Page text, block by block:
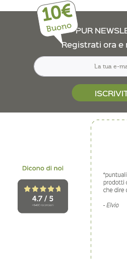
10€
Buono PUR
Registrati ora e